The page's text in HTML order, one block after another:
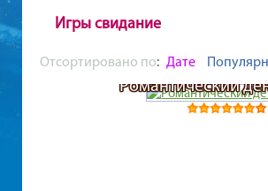
Игры свидание
Отсортировано по: Дате
Романтический